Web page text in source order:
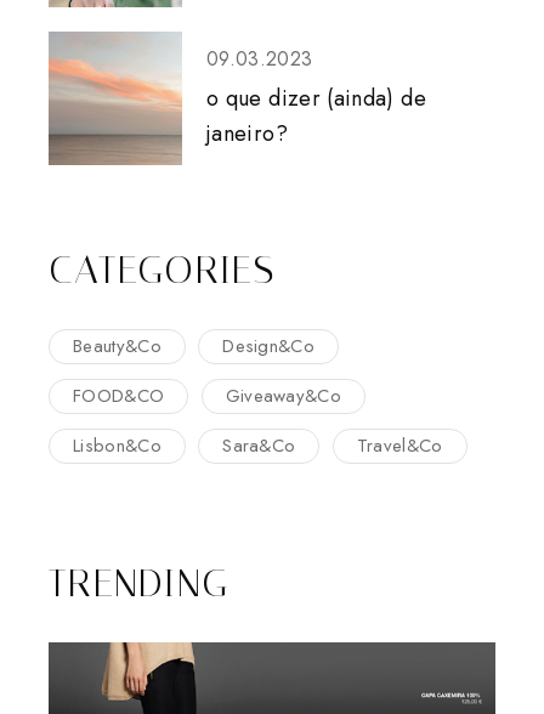
09.03.2023
o que dizer (ainda) de
janeiro?
CATEGORIES
Beauty&Co
Design&Co
FOOD&CO
Giveaway&Co
Lisbon&Co
Sara&Co Travel&Co
TRENDING